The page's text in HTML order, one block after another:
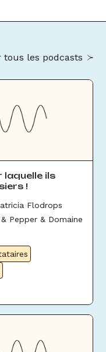
tous les podcasts
laquelle ils
!
Flodrops
Pepper & Domaine